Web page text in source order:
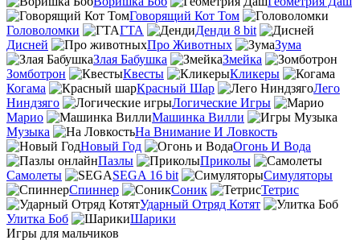
Говорящий Кот Том
Головоломки
ГТА
Денди 8 bit
Дисней
Про Животных
Зума
Злая Бабушка
Змейка
Зомботрон
Квесты
Кликеры
Когама
Красный Шар
Лего
Ниндзяго
Логические Игры
Марио
Машинка Вилли
Музыка
На Внимание И Ловкость
Новый Год
Огонь И Вода
Пазлы
Приколы
Самолеты
SEGA 16 bit
Симуляторы
Спиннер
Соник
Тетрис
Ударный Отряд Котят
Улитка Боб
Шарики
Игры для мальчиков